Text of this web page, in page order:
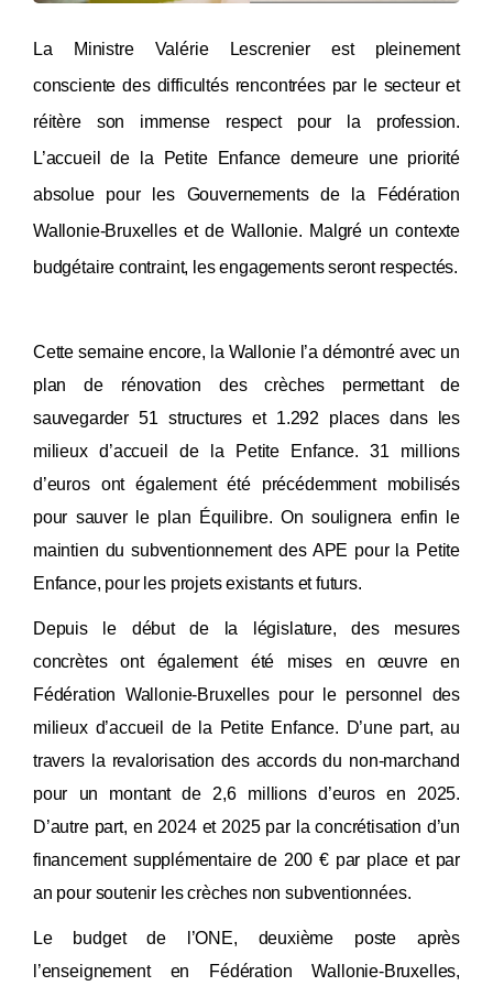
La Ministre Valérie Lescrenier est pleinement
consciente des difficultés rencontrées par le secteur et
réitère son immense respect pour la profession.
L’accueil de la Petite Enfance demeure une priorité
absolue pour les Gouvernements de la Fédération
Wallonie-Bruxelles et de Wallonie. Malgré un contexte
budgétaire contraint, les engagements seront respectés.
Cette semaine encore, la Wallonie l’a démontré avec un
plan de rénovation des crèches permettant de
sauvegarder 51 structures et 1.292 places dans les
milieux d’accueil de la Petite Enfance. 31 millions
d’euros ont également été précédemment mobilisés
pour sauver le plan Équilibre. On soulignera enfin le
maintien du subventionnement des APE pour la Petite
Enfance, pour les projets existants et futurs.
Depuis le début de la législature, des mesures
concrètes ont également été mises en œuvre en
Fédération Wallonie-Bruxelles pour le personnel des
milieux d’accueil de la Petite Enfance. D’une part, au
travers la revalorisation des accords du non-marchand
pour un montant de 2,6 millions d’euros en 2025.
D’autre part, en 2024 et 2025 par la concrétisation d’un
financement supplémentaire de 200 € par place et par
an pour soutenir les crèches non subventionnées.
Le budget de l’ONE, deuxième poste après
l’enseignement en Fédération Wallonie-Bruxelles,